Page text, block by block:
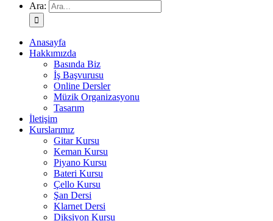
Ara:
Anasayfa
Hakkımızda
Basında Biz
İş Başvurusu
Online Dersler
Müzik Organizasyonu
Tasarım
İletişim
Kurslarımız
Gitar Kursu
Keman Kursu
Piyano Kursu
Bateri Kursu
Çello Kursu
Şan Dersi
Klarnet Dersi
Diksiyon Kursu